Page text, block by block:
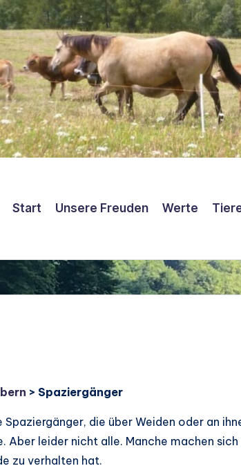
Start Unsere Freuden Werte
> Spaziergänger
Spaziergänger, die über Weiden oder an
Aber leider nicht alle. Manche machen
zu verhalten hat.